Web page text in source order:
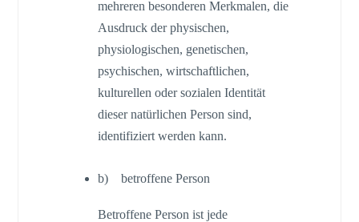
mehreren besonderen Merkmalen, die
Ausdruck der physischen,
physiologischen, genetischen,
psychischen, wirtschaftlichen,
kulturellen oder sozialen Identität
dieser natürlichen Person sind,
identifiziert werden kann.
b) betroffene Person
Betroffene Person ist jede